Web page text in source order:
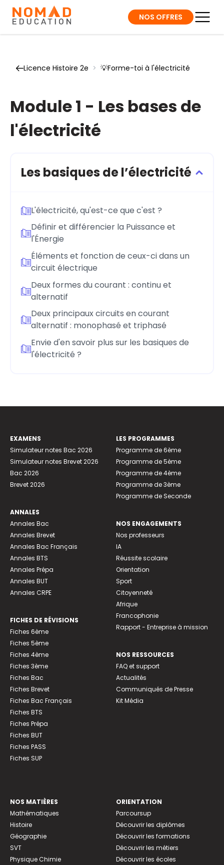
NOS OFFRES
Licence Histoire 2e > 💡Forme-toi à l'électricité
Module 1 - Les bases de
l'électricité
Les basiques de l’électricité
L'électricité, qu'est-ce que c'est ?
Définir et différencier la Puissance et
l'Énergie
Éléments et fonction de ceux-ci dans un
circuit électrique
Deux formes du courant : continu et
alternatif
Deux principaux circuits en courant
alternatif : monophasé et triphasé
Envie d'en savoir plus sur les basiques de
l'électricité ?
EXAMENS
Simulateur notes Bac 2026
Simulateur notes Brevet 2026
Bac 2026
Brevet 2026
ANNALES
Annales Bac
Annales Brevet
Annales Bac Français
Annales BTS
Annales Prépa
Annales BUT
Annales CRPE
FICHES DE RÉVISIONS
Fiches 6ème
Fiches 5ème
Fiches 4ème
Fiches 3ème
Fiches Bac
Fiches Brevet
Fiches Bac Français
Fiches BTS
Fiches Prépa
Fiches BUT
Fiches PASS
Fiches SUP
LES PROGRAMMES
Programme de 6ème
Programme de 5ème
Programme de 4ème
Programme de 3ème
Programme de Seconde
NOS ENGAGEMENTS
Nos professeurs
IA
Réussite scolaire
Orientation
Sport
Citoyenneté
Afrique
Francophonie
Rapport - Entreprise à mission
NOS RESSOURCES
FAQ et support
Actualités
Communiqués de Presse
Kit Média
NOS MATIÈRES
Mathématiques
Histoire
Géographie
SVT
Physique Chimie
ORIENTATION
Parcoursup
Découvrir les diplômes
Découvrir les formations
Découvrir les métiers
Découvrir les écoles